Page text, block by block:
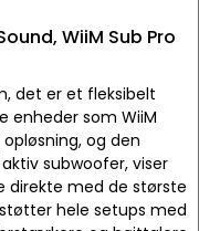
WiiM Sub Pro
det er et fleksibelt
enheder som WiiM
og den
subwoofer, viser
direkte med de største
hele setups med